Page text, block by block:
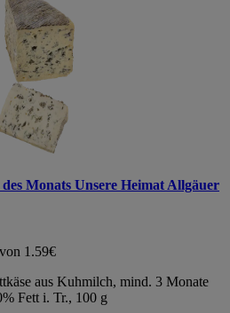
des Monats Unsere Heimat Allgäuer
1.59€
aus Kuhmilch, mind. 3 Monate
Fett i. Tr., 100 g